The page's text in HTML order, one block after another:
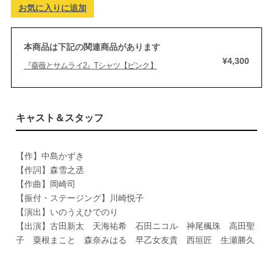
お気に入りに追加
本商品は下記の関連商品があります
『薔薇とサムライ2』Tシャツ【ピンク】 ¥4,300
キャスト＆スタッフ
【作】中島かずき
【作詞】森雪之丞
【作曲】岡崎司
【振付・ステージング】川崎悦子
【演出】いのうえひでのり
【出演】古田新太 天海祐希 石田ニコル 神尾楓珠 高田聖
子 粟根まこと 森奈みはる 早乙女友貴 西垣匠 生瀬勝久